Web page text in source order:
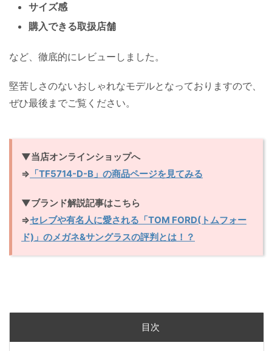
サイズ感
購入できる取扱店舗
など、徹底的にレビューしました。
堅苦しさのないおしゃれなモデルとなっておりますので、
ぜひ最後までご覧ください。
▼当店オンラインショップへ
⇒ 「TF5714-D-B」の商品ページを見てみる
▼ブランド解説記事はこちら
⇒セレブや有名人に愛される「TOM FORD(トムフォー
ド)」のメガネ&サングラスの評判とは！？
目次